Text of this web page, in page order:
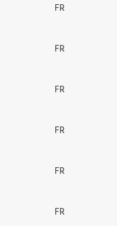
FR
FR
FR
FR
FR
FR